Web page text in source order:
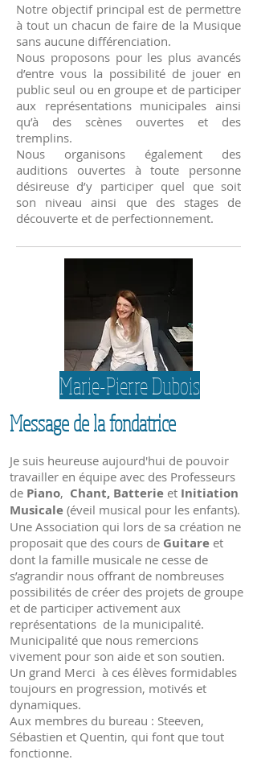
Notre objectif principal est de permettre
à tout un chacun de faire de la Musique
sans aucune différenciation.
Nous proposons pour les plus avancés
d’entre vous la possibilité de jouer en
public seul ou en groupe et de participer
aux représentations municipales ainsi
qu’à des scènes ouvertes et des
tremplins.
Nous organisons également des
auditions ouvertes à toute personne
désireuse d’y participer quel que soit
son niveau ainsi que des stages de
découverte et de perfectionnement.
Marie-Pierre Dubois
Message de la fondatrice
Je suis heureuse aujourd'hui de pouvoir
travailler en équipe avec des Professeurs
de Piano, Chant, Batterie et Initiation
Musicale (éveil musical pour les enfants).
Une Association qui lors de sa création ne
proposait que des cours de Guitare et
dont la famille musicale ne cesse de
s’agrandir nous offrant de nombreuses
possibilités de créer des projets de groupe
et de participer activement aux
représentations de la municipalité.
Municipalité que nous remercions
vivement pour son aide et son soutien.
Un grand Merci à ces élèves formidables
toujours en progression, motivés et
dynamiques.
Aux membres du bureau : Steeven,
Sébastien et Quentin, qui font que tout
fonctionne.